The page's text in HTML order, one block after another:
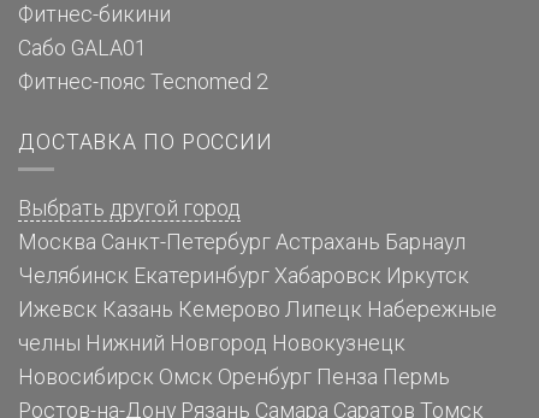
Фитнес-бикини
Сабо GALA01
Фитнес-пояс Tecnomed 2
ДОСТАВКА ПО РОССИИ
Выбрать другой город
Москва Санкт-Петербург Астрахань Барнаул
Челябинск Екатеринбург Хабаровск Иркутск
Ижевск Казань Кемерово Липецк Набережные
челны Нижний Новгород Новокузнецк
Новосибирск Омск Оренбург Пенза Пермь
Ростов-на-Дону Рязань Самара Саратов Томск